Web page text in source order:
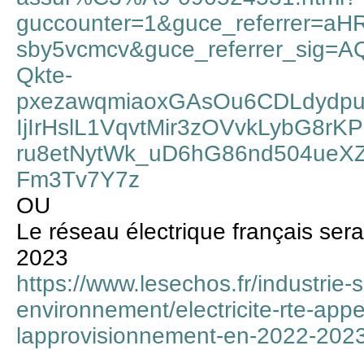
Qkte-
Fm3Tv7Y7z
OU
Le réseau électrique français
2023
https://www.lesechos.fr/industrie-
environnement/electricite-rte-
lapprovisionnement-en-2022-